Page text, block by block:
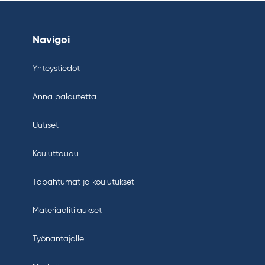
Navigoi
Yhteystiedot
Anna palautetta
Uutiset
Kouluttaudu
Tapahtumat ja koulutukset
Materiaalitilaukset
Työnantajalle